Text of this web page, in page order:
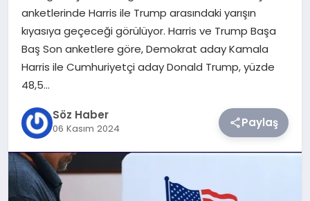
TEKNOLOJI
SIYASET
YAŞAM
anketlerinde Harris ile Trump arasındaki yarışın
kıyasıya geçeceği görülüyor. Harris ve Trump Başa
Baş Son anketlere göre, Demokrat aday Kamala
Harris ile Cumhuriyetçi aday Donald Trump, yüzde
48,5…
Söz Haber
06 Kasım 2024 Paylaş